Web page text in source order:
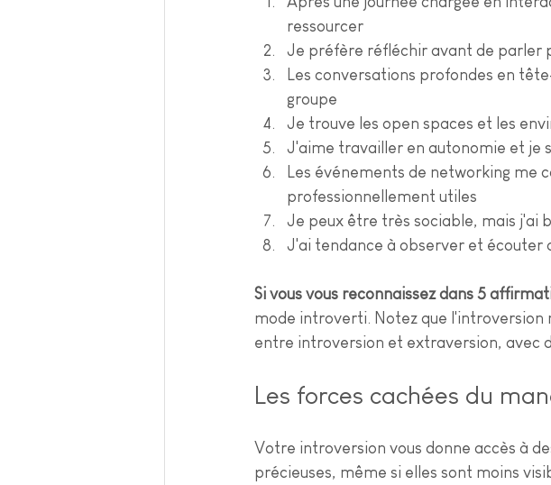
ressourcer
Je préfère réfléchir avant de parler
Les conversations profondes en
groupe
Je trouve les open spaces et les
J'aime travailler en autonomie et je
Les événements de networking me
professionnellement utiles
Je peux être très sociable, mais j'ai
J'ai tendance à observer et écouter
Si vous vous reconnaissez dans 5
mode introverti. Notez que l'introversion
entre introversion et extraversion, avec
Les forces cachées du
Votre introversion vous donne accès à
précieuses, même si elles sont moins